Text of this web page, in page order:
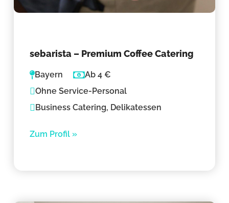
sebarista – Premium Coffee Catering
Bayern
Ab 4 €
Ohne Service-Personal
Business Catering, Delikatessen
Zum Profil »